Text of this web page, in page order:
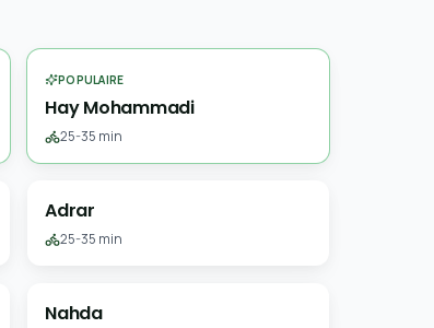
POPULAIRE
Hay Mohammadi
25-35 min
Adrar
25-35 min
Nahda